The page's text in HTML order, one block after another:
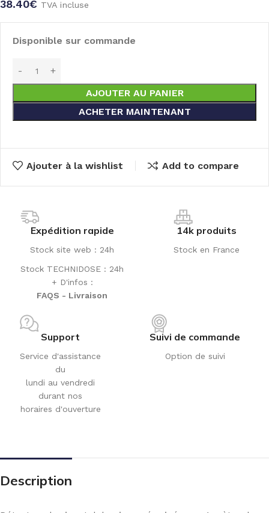
38.40€ TVA incluse
Disponible sur commande
AJOUTER AU PANIER
ACHETER MAINTENANT
Ajouter à la wishlist Add to compare
Expédition rapide
Stock site web : 24h
Stock TECHNIDOSE : 24h
+ D'infos :
FAQS - Livraison
14k produits
Stock en France
Support
Service d'assistance
du
lundi au vendredi
durant nos
horaires d'ouverture
Suivi de commande
Option de suivi
Description